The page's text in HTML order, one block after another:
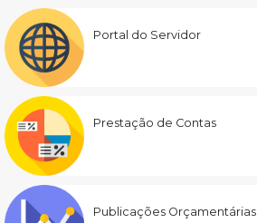
Portal do Servidor
Prestação de Contas
Publicações Orçamentárias